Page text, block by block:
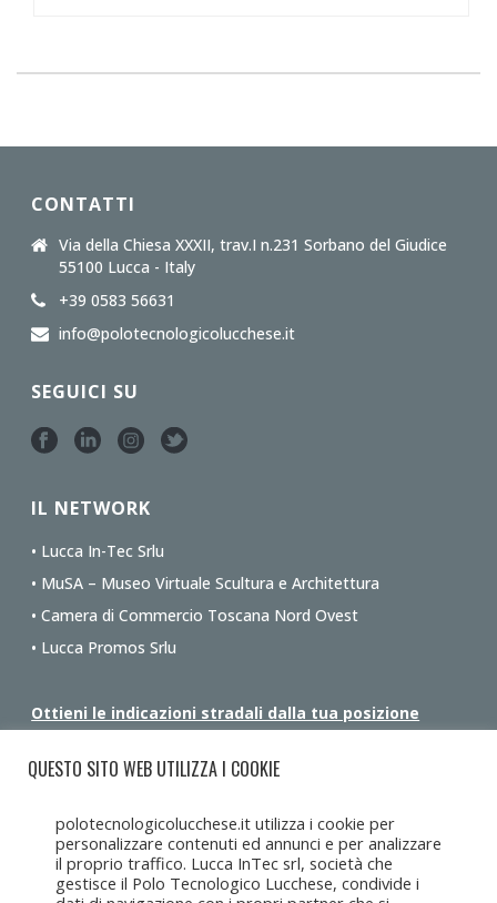
CONTATTI
Via della Chiesa XXXII, trav.I n.231 Sorbano del Giudice
55100 Lucca - Italy
+39 0583 56631
info@polotecnologicolucchese.it
SEGUICI SU
IL NETWORK
• Lucca In-Tec Srlu
• MuSA – Museo Virtuale Scultura e Architettura
• Camera di Commercio Toscana Nord Ovest
• Lucca Promos Srlu
Ottieni le indicazioni stradali dalla tua posizione
QUESTO SITO WEB UTILIZZA I COOKIE
polotecnologicolucchese.it utilizza i cookie per
personalizzare contenuti ed annunci e per analizzare
il proprio traffico. Lucca InTec srl, società che
gestisce il Polo Tecnologico Lucchese, condivide i